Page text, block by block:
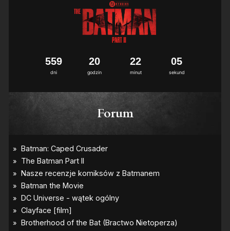
dni
559
godzin
20
minut
22
sekund
04
Forum